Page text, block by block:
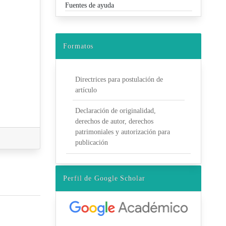
Fuentes de ayuda
Formatos
Directrices para postulación de
artículo
Declaración de originalidad,
derechos de autor, derechos
patrimoniales y autorización para
publicación
Perfil de Google Scholar